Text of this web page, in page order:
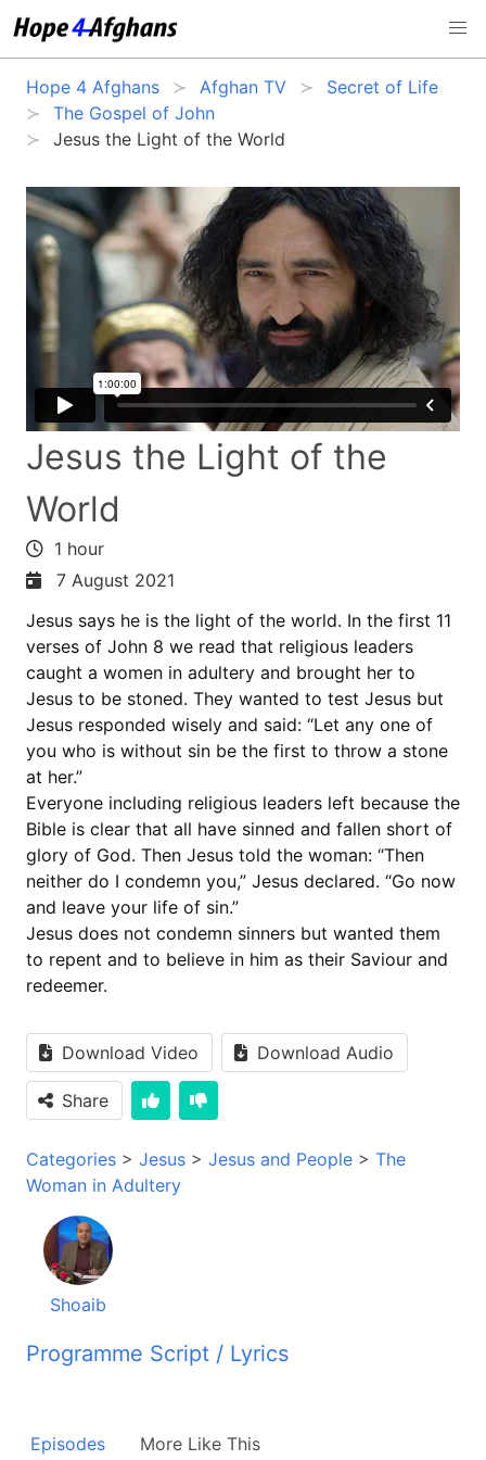
Hope 4 Afghans Afghan TV
Secret of Life
The Gospel of John
Jesus the Light of the World
Jesus the Light of the
World
1 hour
7 August 2021
Jesus says he is the light of the world. In the first 11
verses of John 8 we read that religious leaders
caught a women in adultery and brought her to
Jesus to be stoned. They wanted to test Jesus but
Jesus responded wisely and said: “Let any one of
you who is without sin be the first to throw a stone
at her.”
Everyone including religious leaders left because the
Bible is clear that all have sinned and fallen short of
glory of God. Then Jesus told the woman: “Then
neither do I condemn you,” Jesus declared. “Go now
and leave your life of sin.”
Jesus does not condemn sinners but wanted them
to repent and to believe in him as their Saviour and
redeemer.
Download Video Download Audio
Share
Categories > Jesus > Jesus and People > The
Woman in Adultery
Shoaib
Programme Script / Lyrics
روشنائی انجیل مقدس شما را کمک میکند تا در زندگی
Episodes More Like This